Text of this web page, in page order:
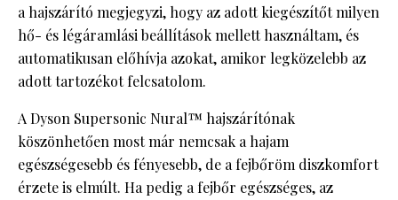
a hajszárító megjegyzi, hogy az adott kiegészítőt milyen
hő- és légáramlási beállítások mellett használtam, és
automatikusan előhívja azokat, amikor legközelebb az
adott tartozékot felcsatolom.
A Dyson Supersonic Nural™ hajszárítónak
köszönhetően most már nemcsak a hajam
egészségesebb és fényesebb, de a fejbőröm diszkomfort
érzete is elmúlt. Ha pedig a fejbőr egészséges, az